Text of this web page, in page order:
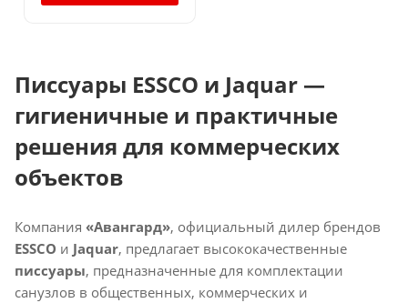
Писсуары ESSCO и Jaquar —
гигиеничные и практичные
решения для коммерческих
объектов
Компания «Авангард», официальный дилер брендов
ESSCO и Jaquar, предлагает высококачественные
писсуары, предназначенные для комплектации
санузлов в общественных, коммерческих и